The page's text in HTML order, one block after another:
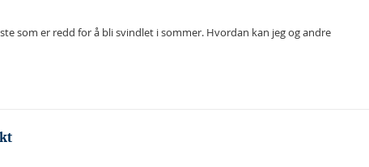
som er redd for å bli svindlet i sommer. Hvordan kan jeg og andre